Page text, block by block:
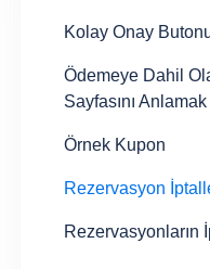
Kolay Onay
Ödemeye Dahil
Sayfasını Anlamak
Örnek Kupon
Rezervasyon
Rezervasyonların